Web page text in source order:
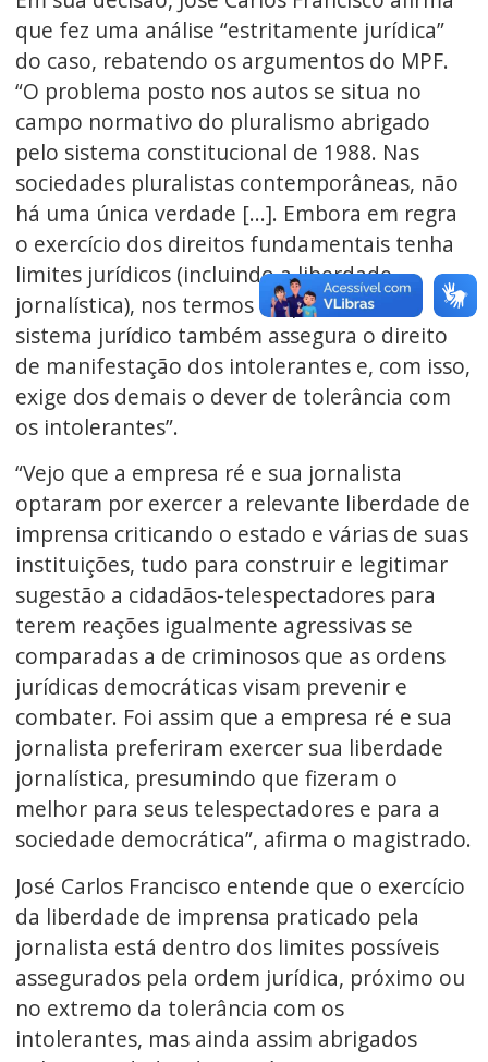
que fez uma análise “estritamente jurídica”
do caso, rebatendo os argumentos do MPF.
“O problema posto nos autos se situa no
campo normativo do pluralismo abrigado
pelo sistema constitucional de 1988. Nas
sociedades pluralistas contemporâneas, não
há uma única verdade [...]. Embora em regra
o exercício dos direitos fundamentais tenha
limites jurídicos (incluindo a liberdade
jornalística), nos termos do pluralismo, o
sistema jurídico também assegura o direito
de manifestação dos intolerantes e, com isso,
exige dos demais o dever de tolerância com
os intolerantes”.
“Vejo que a empresa ré e sua jornalista
optaram por exercer a relevante liberdade de
imprensa criticando o estado e várias de suas
instituições, tudo para construir e legitimar
sugestão a cidadãos-telespectadores para
terem reações igualmente agressivas se
comparadas a de criminosos que as ordens
jurídicas democráticas visam prevenir e
combater. Foi assim que a empresa ré e sua
jornalista preferiram exercer sua liberdade
jornalística, presumindo que fizeram o
melhor para seus telespectadores e para a
sociedade democrática”, afirma o magistrado.
José Carlos Francisco entende que o exercício
da liberdade de imprensa praticado pela
jornalista está dentro dos limites possíveis
assegurados pela ordem jurídica, próximo ou
no extremo da tolerância com os
intolerantes, mas ainda assim abrigados